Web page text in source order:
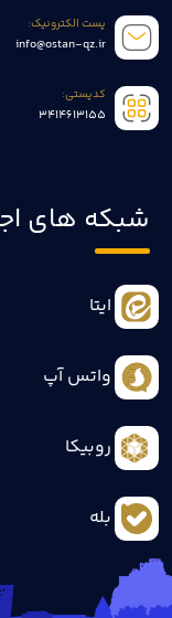
پست الکترونیک:
info@ostan-qz.ir
کدپستی:
3414613155
شبکه های
ایتا
واتس آپ
روبیکا
بله